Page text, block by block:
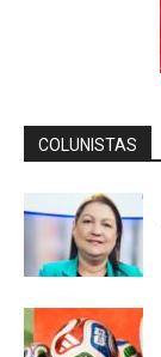
COLUNISTAS